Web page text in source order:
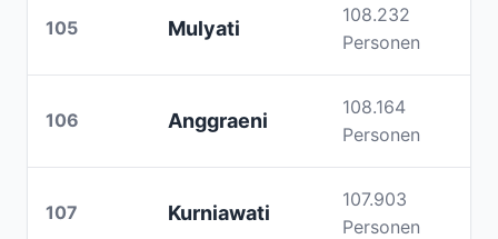
105 Mulyati
108.232
Personen
106 Anggraeni
108.164
Personen
107 Kurniawati
107.903
Personen